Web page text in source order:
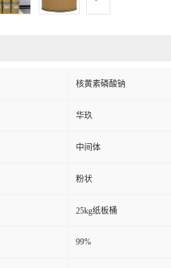
核黄素磷酸钠
华玖
中间体
粉状
25kg纸板桶
99%